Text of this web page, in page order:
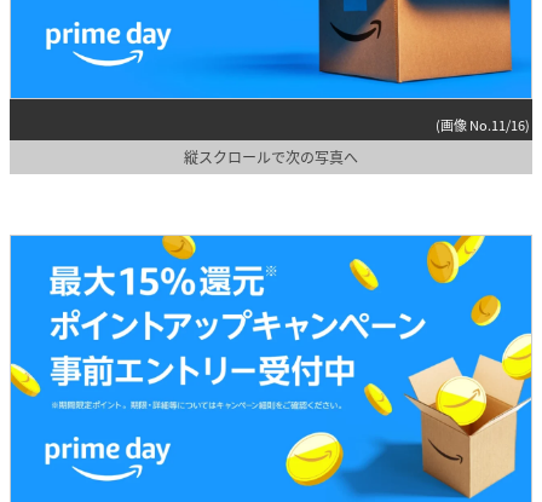
(画像 No.11/16)
縦スクロールで次の写真へ